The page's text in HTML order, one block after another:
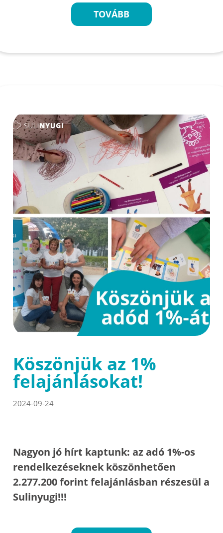
TOVÁBB
Köszönjük az 1%
felajánlásokat!
2024-09-24
Nagyon jó hírt kaptunk: az adó 1%-os
rendelkezéseknek köszönhetően
2.277.200 forint felajánlásban részesül a
Sulinyugi!!!